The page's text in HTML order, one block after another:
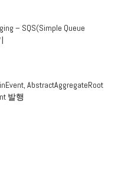
– SQS(Simple Queue
AbstractAggregateRoot
발행